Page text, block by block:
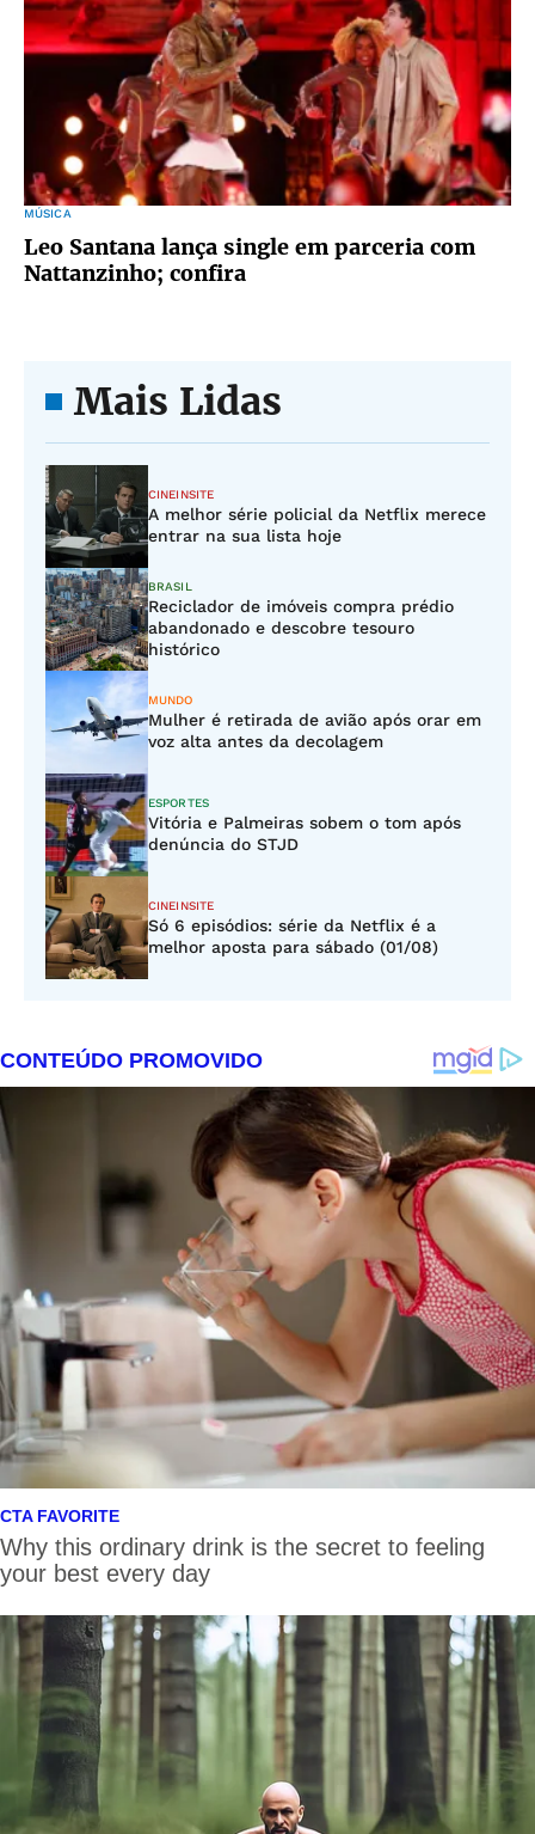
MÚSICA
Leo Santana lança single em parceria com
Nattanzinho; confira
Mais Lidas
CINEINSITE
A melhor série policial da Netflix merece
entrar na sua lista hoje
BRASIL
Reciclador de imóveis compra prédio
abandonado e descobre tesouro
histórico
MUNDO
Mulher é retirada de avião após orar em
voz alta antes da decolagem
ESPORTES
Vitória e Palmeiras sobem o tom após
denúncia do STJD
CINEINSITE
Só 6 episódios: série da Netflix é a
melhor aposta para sábado (01/08)